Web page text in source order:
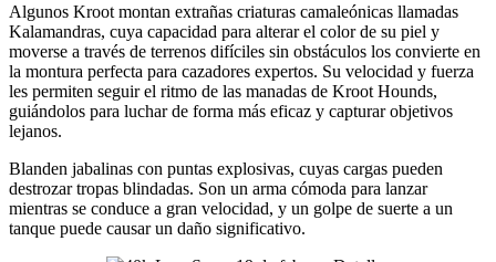
Algunos Kroot montan extrañas criaturas camaleónicas llamadas
Kalamandras, cuya capacidad para alterar el color de su piel y
moverse a través de terrenos difíciles sin obstáculos los convierte en
la montura perfecta para cazadores expertos. Su velocidad y fuerza
les permiten seguir el ritmo de las manadas de Kroot Hounds,
guiándolos para luchar de forma más eficaz y capturar objetivos
lejanos.
Blanden jabalinas con puntas explosivas, cuyas cargas pueden
destrozar tropas blindadas. Son un arma cómoda para lanzar
mientras se conduce a gran velocidad, y un golpe de suerte a un
tanque puede causar un daño significativo.